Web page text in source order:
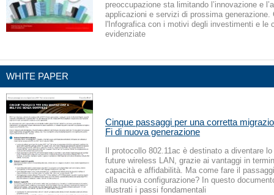
preoccupazione sta limitando l’innovazione e
applicazioni e servizi di prossima generazione.
l'Infografica con i motivi degli investimenti e le
evidenziate
WHITE PAPER
Cinque passaggi per una corretta
Fi di nuova generazione
Il protocollo 802.11ac è destinato a diventare
future wireless LAN, grazie ai vantaggi in
capacità e affidabilità. Ma come fare il
alla nuova configurazione? In questo
illustrati i passi fondamentali